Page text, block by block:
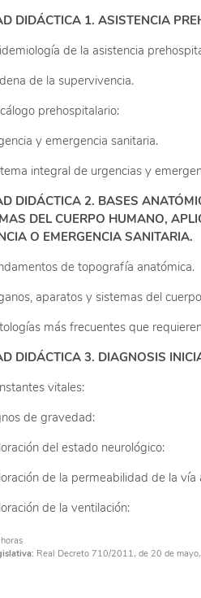
DIDÁCTICA 1. ASISTENCIA
de la asistencia
de la supervivencia.
prehospitalario:
y emergencia sanitaria.
integral de urgencias y
DIDÁCTICA 2. BASES
DEL CUERPO HUMANO,
O EMERGENCIA SANITARIA.
de topografía anatómica.
aparatos y sistemas del
más frecuentes que
DIDÁCTICA 3. DIAGNOSIS
vitales:
de gravedad:
del estado neurológico:
de la permeabilidad de la vía
de la ventilación:
de la circulación:
Real Decreto 710/2011, de 20 de